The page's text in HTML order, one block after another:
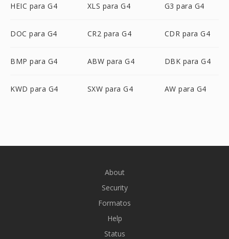
HEIC para G4 XLS para G4 G3 para G4
DOC para G4 CR2 para G4 CDR para G4
BMP para G4 ABW para G4 DBK para G4
KWD para G4 SXW para G4 AW para G4
About
Security
Formatos
Help
Status